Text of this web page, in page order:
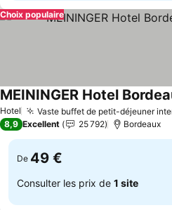
Choix populaire
Hotel Vaste buffet de petit-déjeuner
MEININGER Hotel
8,9 Excellent 25 792 Bordeaux
De 49 €
Consulter les prix de 1 site